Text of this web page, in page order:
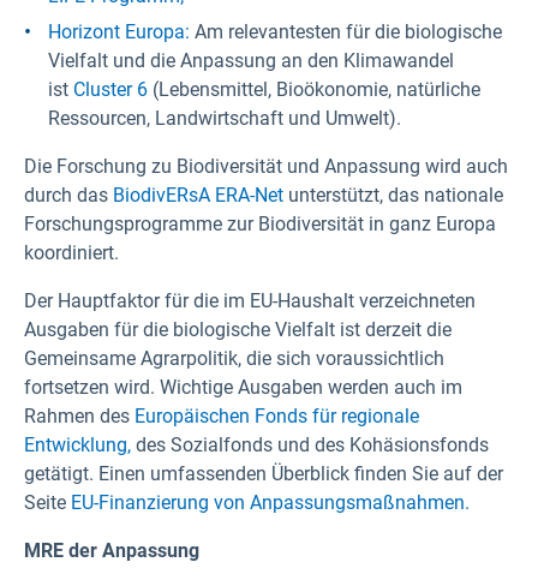
Horizont Europa: Am relevantesten für die biologische
Vielfalt und die Anpassung an den Klimawandel
ist Cluster 6 (Lebensmittel, Bioökonomie, natürliche
Ressourcen, Landwirtschaft und Umwelt).
Die Forschung zu Biodiversität und Anpassung wird auch
durch das BiodivERsA ERA-Net unterstützt, das nationale
Forschungsprogramme zur Biodiversität in ganz Europa
koordiniert.
Der Hauptfaktor für die im EU-Haushalt verzeichneten
Ausgaben für die biologische Vielfalt ist derzeit die
Gemeinsame Agrarpolitik, die sich voraussichtlich
fortsetzen wird. Wichtige Ausgaben werden auch im
Rahmen des Europäischen Fonds für regionale
Entwicklung, des Sozialfonds und des Kohäsionsfonds
getätigt. Einen umfassenden Überblick finden Sie auf der
Seite EU-Finanzierung von Anpassungsmaßnahmen.
MRE der Anpassung